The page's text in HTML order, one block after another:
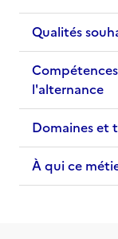
Qualités
l'alternance
Domaines et
À qui ce